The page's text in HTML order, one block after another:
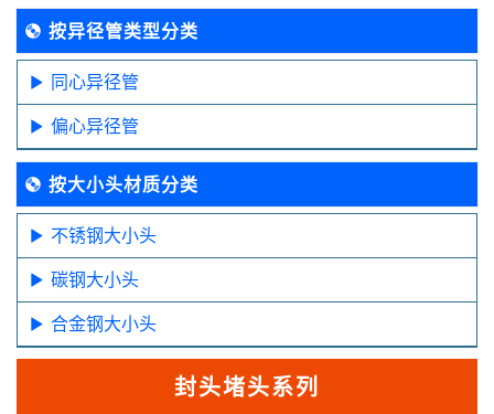
按异径管类型分类
同心异径管
偏心异径管
按大小头材质分类
不锈钢大小头
碳钢大小头
合金钢大小头
封头堵头系列